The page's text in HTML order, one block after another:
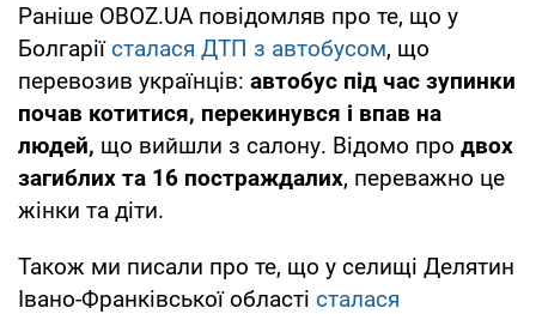
Раніше OBOZ.UA повідомляв про те, що у
Болгаріїсталася ДТП з автобусом, що
перевозив українців: автобус під час зупинки
почав котитися, перекинувся і впав на
людей, що вийшли з салону. Відомо про двох
загиблих та 16 постраждалих, переважно це
жінки та діти.
Також ми писали про те, що у селищі Делятин
Івано-Франківської області сталася